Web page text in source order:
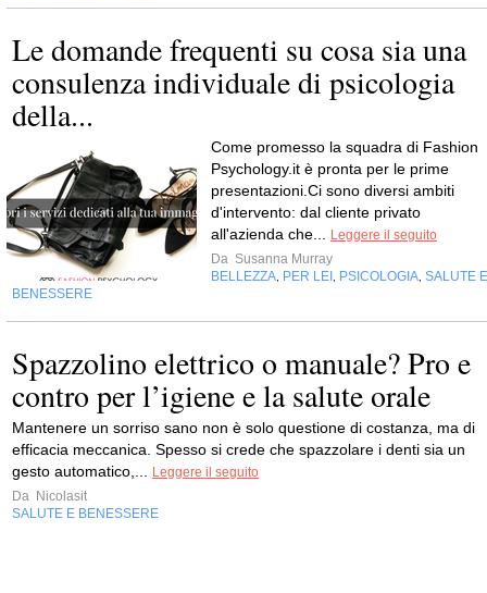
Le domande frequenti su cosa sia una
consulenza individuale di psicologia
della...
Come promesso la squadra di Fashion
Psychology.it è pronta per le prime
presentazioni.Ci sono diversi ambiti
d'intervento: dal cliente privato
all'azienda che...
Leggere il seguito
Da Susanna Murray
BELLEZZA PER LEI PSICOLOGIA SALUTE E
BENESSERE
Spazzolino elettrico o manuale? Pro e
contro per l’igiene e la salute orale
Mantenere un sorriso sano non è solo questione di costanza, ma di
efficacia meccanica. Spesso si crede che spazzolare i denti sia un
gesto automatico,...
Leggere il seguito
Da Nicolasit
SALUTE E BENESSERE